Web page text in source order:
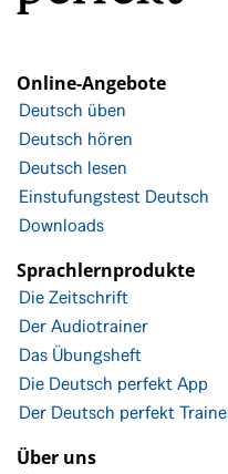
Online-Angebote
Deutsch üben
Deutsch hören
Deutsch lesen
Einstufungstest Deutsch
Downloads
Sprachlernprodukte
Die Zeitschrift
Der Audiotrainer
Das Übungsheft
Die Deutsch perfekt App
Der Deutsch perfekt
Über uns